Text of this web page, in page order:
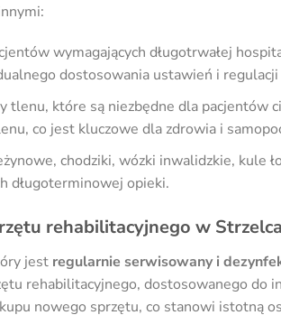
wymagających długotrwałej
dostosowania ustawień i
które są niezbędne dla pacjentów
co jest kluczowe dla zdrowia i
chodziki, wózki inwalidzkie, kule
długoterminowej opieki.
rehabilitacyjnego w
jest regularnie serwisowany i
rehabilitacyjnego, dostosowanego do
nowego sprzętu, co stanowi istotną